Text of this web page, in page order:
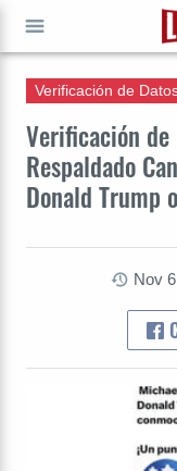
Verificación de
Respaldado
Donald Trump
Verificación de
Nov
IR A